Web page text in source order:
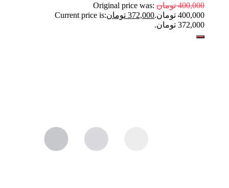
400,000 تومان Original price was:
400,000 تومان.
372,000 تومانCurrent price is:
372,000 تومان.